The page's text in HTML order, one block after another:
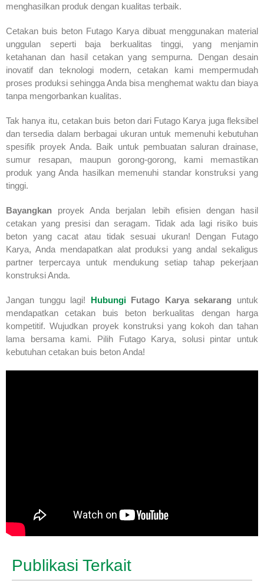
menghasilkan produk dengan kualitas terbaik.
Cetakan buis beton Futago Karya dibuat menggunakan material
unggulan seperti baja berkualitas tinggi, yang menjamin
ketahanan dan hasil cetakan yang sempurna. Dengan desain
inovatif dan teknologi modern, cetakan kami mempermudah
proses produksi sehingga Anda bisa menghemat waktu dan biaya
tanpa mengorbankan kualitas.
Tak hanya itu, cetakan buis beton dari Futago Karya juga fleksibel
dan tersedia dalam berbagai ukuran untuk memenuhi kebutuhan
spesifik proyek Anda. Baik untuk pembuatan saluran drainase,
sumur resapan, maupun gorong-gorong, kami memastikan
produk yang Anda hasilkan memenuhi standar konstruksi yang
tinggi.
Bayangkan proyek Anda berjalan lebih efisien dengan hasil
cetakan yang presisi dan seragam. Tidak ada lagi risiko buis
beton yang cacat atau tidak sesuai ukuran! Dengan Futago
Karya, Anda mendapatkan alat produksi yang andal sekaligus
partner terpercaya untuk mendukung setiap tahap pekerjaan
konstruksi Anda.
Jangan tunggu lagi! HubungiFutago Karya sekarang untuk
mendapatkan cetakan buis beton berkualitas dengan harga
kompetitif. Wujudkan proyek konstruksi yang kokoh dan tahan
lama bersama kami. Pilih Futago Karya, solusi pintar untuk
kebutuhan cetakan buis beton Anda!
Publikasi Terkait